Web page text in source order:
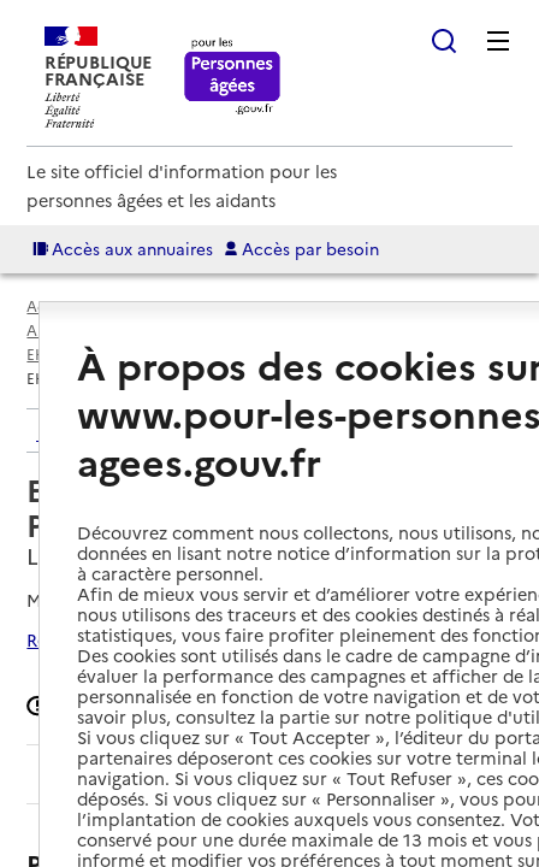
RÉPUBLIQUE
FRANÇAISE
Le site officiel d'information pour les
personnes âgées et les aidants
Accès aux annuaires Accès par besoin
Accueil
Espace annuaire
Annuaire EHPAD et maisons de retraite
EHPAD par département
Hautes-Pyrénées (65)
Lourdes
EHPAD Résidence Le Foyer du Petit Jer
Retour aux résultats de l'annuaire
EHPAD Résidence Le Foyer du
Petit Jer
Lourdes, HAUTES-PYRENEES
Mis à jour le07/05/2026
Rechercher les établissements autour de Lourdes
Signaler une erreur
Sommaire
À propos des cookies
www.pour-les-
agees.gouv.fr
Découvrez comment nous collectons, nous utilisons,
données en lisant notre notice d’information sur la
à caractère personnel.
Afin de mieux vous servir et d’améliorer votre
nous utilisons des traceurs et des cookies destinés à
statistiques, vous faire profiter pleinement des
Des cookies sont utilisés dans le cadre de campagne
évaluer la performance des campagnes et afficher de
personnalisée en fonction de votre navigation et de
savoir plus, consultez la partie sur notre politique
Si vous cliquez sur « Tout Accepter », l’éditeur du
partenaires déposeront ces cookies sur votre terminal
navigation. Si vous cliquez sur « Tout Refuser », ces
déposés. Si vous cliquez sur « Personnaliser », vous
l’implantation de cookies auxquels vous consentez.
conservé pour une durée maximale de 13 mois et
informé et modifier vos préférences à tout moment